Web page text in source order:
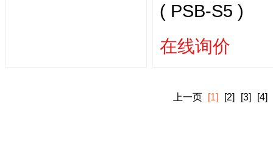
( PSB-S5 )
在线询价
上一页 [1] [2] [3] [4]